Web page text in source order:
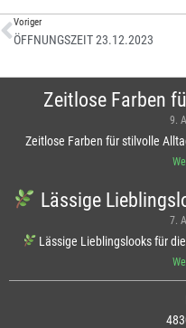
Voriger
ÖFFNUNGSZEIT 23.12.2023
Zeitlose Farben
9.
Zeitlose Farben für stilvolle
Lässige
7.
Lässige Lieblingslooks für